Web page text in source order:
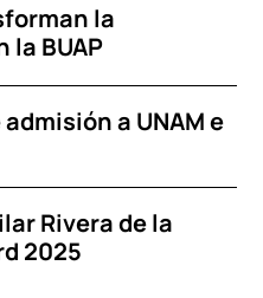
la
la BUAP
a UNAM e
Rivera de la
2025